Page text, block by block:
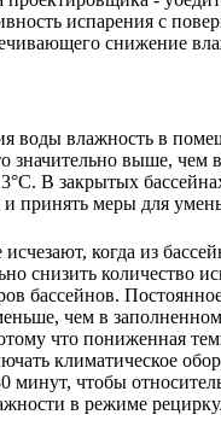
испарения с
снижение
влажность в
выше,
В закрытых
меры для
когда из
снизить количество
бассейнов.
чем в
что пониженная
климатическое
чтобы
в режиме